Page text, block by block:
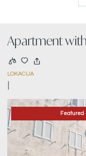
Apartment
Zadar
LOKACIJA
|
Featured